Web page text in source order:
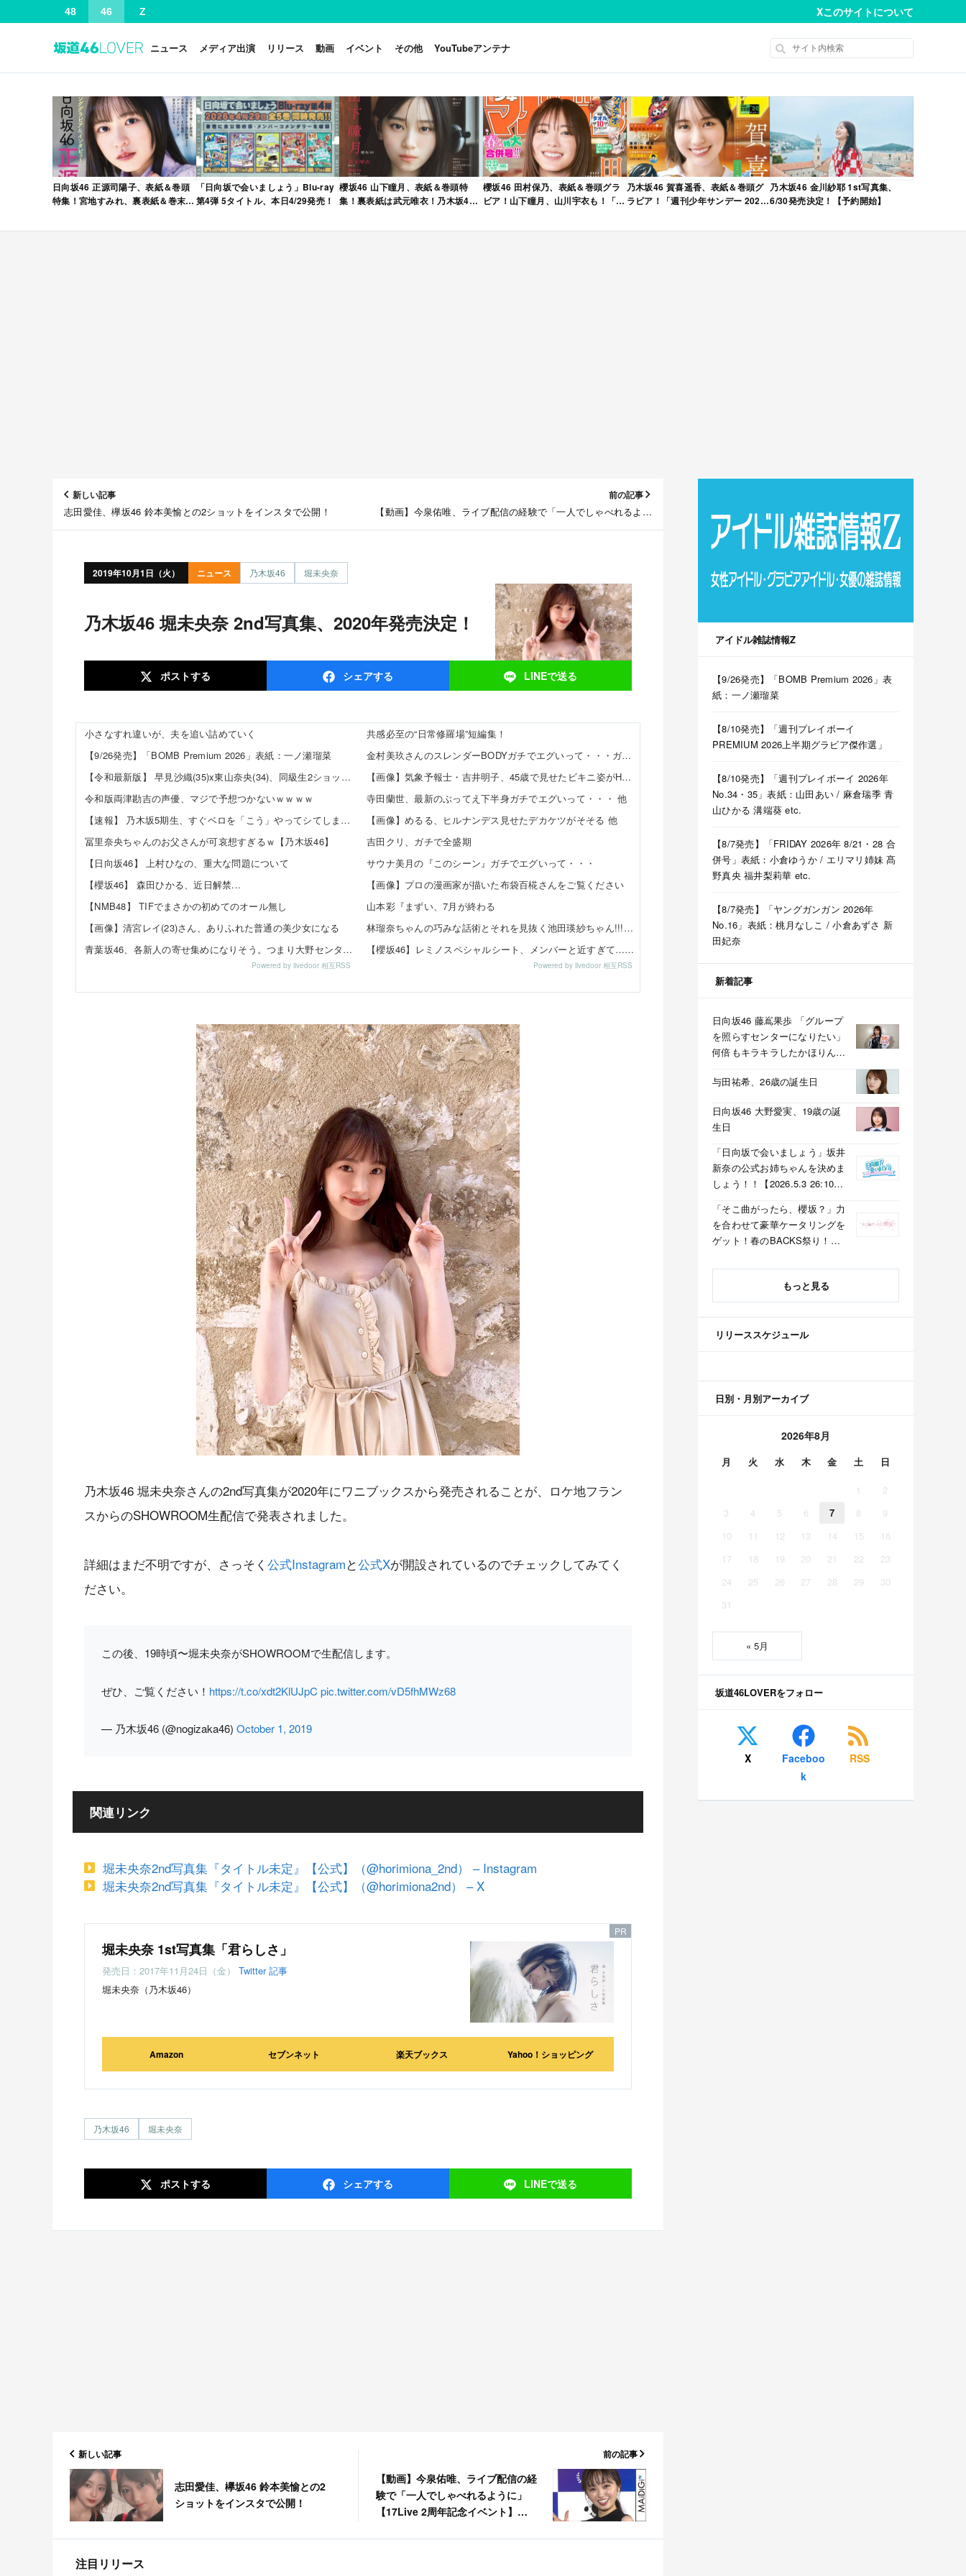
48 46 Z Xこのサイトについて
ニュース メディア出演 リリース 動画 イベント その他 YouTubeアンテナ
日向坂46 正源司陽子、表紙＆巻頭
特集！宮地すみれ、裏表紙＆巻末特
VOL.12」本日4/30発売！
「日向坂で会いましょう」Blu-ray
第4弾 5タイトル、本日4/29発売！
櫻坂46 山下瞳月、表紙＆巻頭特
集！裏表紙は武元唯衣！乃木坂46
6月号」本日4/28発売！
櫻坂46 田村保乃、表紙＆巻頭グラ
ビア！山下瞳月、山川宇衣も！「週
合併号」本日4/28発売！
乃木坂46 賀喜遥香、表紙＆巻頭グ
ラビア！「週刊少年サンデー 2026
売！
乃木坂46 金川紗耶 1st写真集、
6/30発売決定！【予約開始】
新しい記事
志田愛佳、欅坂46 鈴本美愉との2ショットをインスタで公開！
前の記事
【動画】今泉佑唯、ライブ配信の経験で「一人でしゃべれるよう
2019年10月1日（火） ニュース 乃木坂46 堀未央奈
乃木坂46 堀未央奈 2nd写真集、2020年発売決定！
ポストする シェアする LINEで送る
小さなすれ違いが、夫を追い詰めていく
【9/26発売】「BOMB Premium 2026」表紙：一ノ瀬瑠菜
【令和最新版】 早見沙織(35)x東山奈央(34)、同級生2ショット写真がこちらｗｗｗｗ
令和版両津勘吉の声優、マジで予想つかないｗｗｗｗ
【速報】 乃木坂5期生、すぐベロを「こう」やってシてしまうｗｗｗｗｗｗ
冨里奈央ちゃんのお父さんが可哀想すぎるｗ【乃木坂46】
【日向坂46】 上村ひなの、重大な問題について
【櫻坂46】 森田ひかる、近日解禁...
【NMB48】 TIFでまさかの初めてのオール無し
【画像】清宮レイ(23)さん、ありふれた普通の美少女になる
青葉坂46、各新人の寄せ集めになりそう。つまり大野センターだな
Powered by livedoor 相互RSS
共感必至の“日常修羅場”短編集！
金村美玖さんのスレンダーBODYガチでエグいって・・・ガチでエグいって・・・ 他
【画像】気象予報士・吉井明子、45歳で見せたビキニ姿がHすぎる 他
寺田蘭世、最新のぶってえ下半身ガチでエグいって・・・ 他
【画像】めるる、ヒルナンデス見せたデカケツがそそる 他
吉田クリ、ガチで全盛期
サウナ美月の『このシーン』ガチでエグいって・・・
【画像】プロの漫画家が描いた布袋百椛さんをご覧ください
山本彩『まずい、7月が終わる
林瑠奈ちゃんの巧みな話術とそれを見抜く池田瑛紗ちゃん!!!【乃木坂46】
【櫻坂46】レミノスペシャルシート、メンバーと近すぎて…【全国ツアー2026】
Powered by livedoor 相互RSS
乃木坂46 堀未央奈さんの2nd写真集が2020年にワニブックスから発売されることが、ロケ地フラン
スからのSHOWROOM生配信で発表されました。
詳細はまだ不明ですが、さっそく 公式Instagramと公式Xが開設されているのでチェックしてみてく
ださい。
この後、19時頃〜堀未央奈がSHOWROOMで生配信します。
ぜひ、ご覧ください！ https://t.co/xdt2KlUJpC pic.twitter.com/vD5fhMWz68
— 乃木坂46 (@nogizaka46) October 1, 2019
関連リンク
堀未央奈2nd写真集『タイトル未定』【公式】（@horimiona_2nd） – Instagram
堀未央奈2nd写真集『タイトル未定』【公式】（@horimiona2nd） – X
堀未央奈 1st写真集「君らしさ」
発売日：2017年11月24日（金） Twitter 記事
堀未央奈（乃木坂46）
Amazon セブンネット 楽天ブックス Yahoo！ショッピング
乃木坂46 堀未央奈
ポストする シェアする LINEで送る
新しい記事
志田愛佳、欅坂46 鈴本美愉との2
ショットをインスタで公開！
前の記事
【動画】今泉佑唯、ライブ配信の経
験で「一人でしゃべれるように」
【17Live 2周年記念イベント】
注目リリース
アイドル雑誌情報Z
【9/26発売】「BOMB Premium 2026」表
紙：一ノ瀬瑠菜
【8/10発売】「週刊プレイボーイ
PREMIUM 2026上半期グラビア傑作選」
【8/10発売】「週刊プレイボーイ 2026年
No.34・35」表紙：山田あい / 麻倉瑞季 青
山ひかる 溝端葵 etc.
【8/7発売】「FRIDAY 2026年 8/21・28 合
併号」表紙：小倉ゆうか / エリマリ姉妹 髙
野真央 福井梨莉華 etc.
【8/7発売】「ヤングガンガン 2026年
No.16」表紙：桃月なしこ / 小倉あずさ 新
田妃奈
新着記事
日向坂46 藤嶌果歩 「グループ
を照らすセンターになりたい」
何倍もキラキラしたかほりんが
与田祐希、26歳の誕生日
日向坂46 大野愛実、19歳の誕
生日
「日向坂で会いましょう」坂井
新奈の公式お姉ちゃんを決めま
しょう！！【2026.5.3 26:10〜
「そこ曲がったら、櫻坂？」力
を合わせて豪華ケータリングを
ゲット！春のBACKS祭り！
京】
もっと見る
リリーススケジュール
日別・月別アーカイブ
2026年8月
月 火 水 木 金 土 日
1
2
3
4 5 6 7 8
9
10
11 12 13 14 15
16
17
18 19 20 21 22
23
24
25 26 27 28 29
30
31
« 5月
坂道46LOVERをフォロー
X
Faceboo
k
RSS